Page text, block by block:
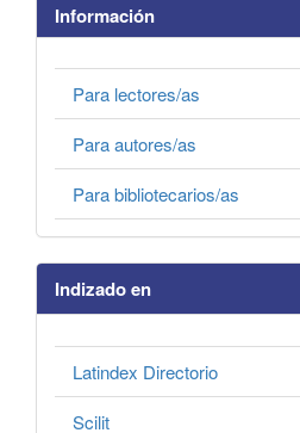
Información
Para lectores/as
Para autores/as
Para bibliotecarios/as
Indizado en
Latindex Directorio
Scilit